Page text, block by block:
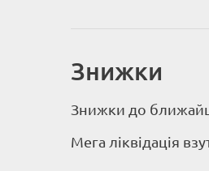
Знижки
Знижки до
Мега ліквідація